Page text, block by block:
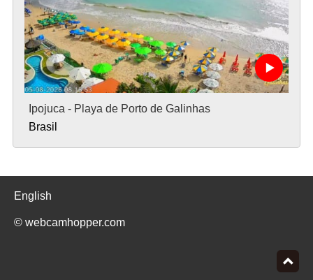
Ipojuca - Playa de Porto de Galinhas
Brasil
English
© webcamhopper.com